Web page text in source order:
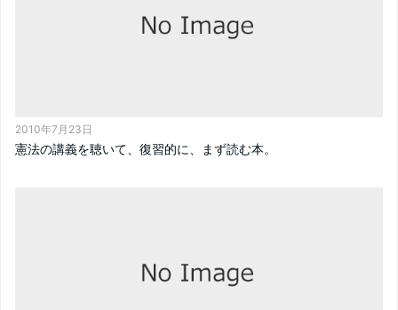
2010年7月23日
憲法の講義を聴いて、復習的に、まず読む本。